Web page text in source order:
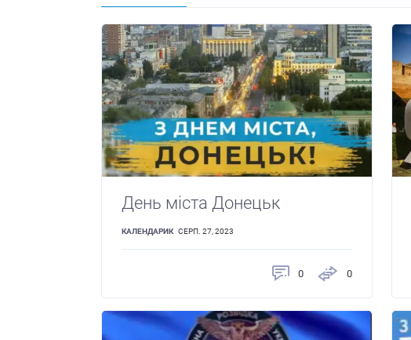
День міста Донецьк
КАЛЕНДАРИК СЕРП. 27, 2023
0 0